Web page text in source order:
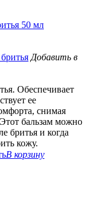
50 мл
Добавить в
Обеспечивает
ее
снимая
бальзам можно
бритья и когда
кожу.
В корзину